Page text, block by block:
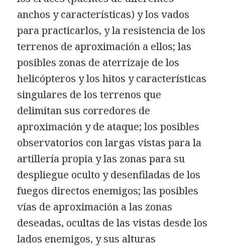
anchos y características) y los vados
para practicarlos, y la resistencia de los
terrenos de aproximación a ellos; las
posibles zonas de aterrizaje de los
helicópteros y los hitos y características
singulares de los terrenos que
delimitan sus corredores de
aproximación y de ataque; los posibles
observatorios con largas vistas para la
artillería propia y las zonas para su
despliegue oculto y desenfiladas de los
fuegos directos enemigos; las posibles
vías de aproximación a las zonas
deseadas, ocultas de las vistas desde los
lados enemigos, y sus alturas